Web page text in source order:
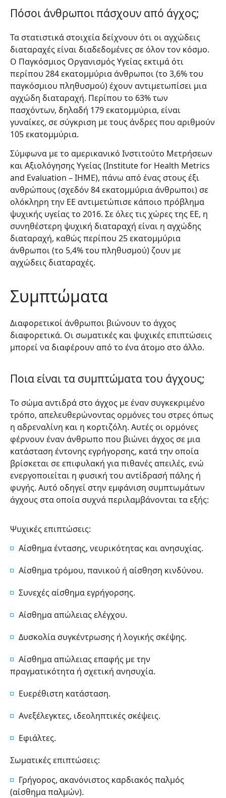
Πόσοι άνθρωποι πάσχουν από άγχος;
Τα στατιστικά στοιχεία δείχνουν ότι οι αγχώδεις
διαταραχές είναι διαδεδομένες σε όλον τον κόσμο.
Ο Παγκόσμιος Οργανισμός Υγείας εκτιμά ότι
περίπου 284 εκατομμύρια άνθρωποι (το 3,6% του
παγκόσμιου πληθυσμού) έχουν αντιμετωπίσει μια
αγχώδη διαταραχή. Περίπου το 63% των
πασχόντων, δηλαδή 179 εκατομμύρια, είναι
γυναίκες, σε σύγκριση με τους άνδρες που αριθμούν
105 εκατομμύρια.
Σύμφωνα με το αμερικανικό Ινστιτούτο Μετρήσεων
και Αξιολόγησης Υγείας (Institute for Health Metrics
and Evaluation – IHME), πάνω από ένας στους έξι
ανθρώπους (σχεδόν 84 εκατομμύρια άνθρωποι) σε
ολόκληρη την ΕΕ αντιμετώπισε κάποιο πρόβλημα
ψυχικής υγείας το 2016. Σε όλες τις χώρες της ΕΕ, η
συνηθέστερη ψυχική διαταραχή είναι η αγχώδης
διαταραχή, καθώς περίπου 25 εκατομμύρια
άνθρωποι (το 5,4% του πληθυσμού) ζουν με
αγχώδεις διαταραχές.
Συμπτώματα
Διαφορετικοί άνθρωποι βιώνουν το άγχος
διαφορετικά. Οι σωματικές και ψυχικές επιπτώσεις
μπορεί να διαφέρουν από το ένα άτομο στο άλλο.
Ποια είναι τα συμπτώματα του άγχους;
Το σώμα αντιδρά στο άγχος με έναν συγκεκριμένο
τρόπο, απελευθερώνοντας ορμόνες του στρες όπως
η αδρεναλίνη και η κορτιζόλη. Αυτές οι ορμόνες
φέρνουν έναν άνθρωπο που βιώνει άγχος σε μια
κατάσταση έντονης εγρήγορσης, κατά την οποία
βρίσκεται σε επιφυλακή για πιθανές απειλές, ενώ
ενεργοποιείται η φυσική του αντίδρασή πάλης ή
φυγής. Αυτό οδηγεί στην εμφάνιση συμπτωμάτων
άγχους στα οποία συχνά περιλαμβάνονται τα εξής:
Ψυχικές επιπτώσεις:
Αίσθημα έντασης, νευρικότητας και ανησυχίας.
Αίσθημα τρόμου, πανικού ή αίσθηση κινδύνου.
Συνεχές αίσθημα εγρήγορσης.
Αίσθημα απώλειας ελέγχου.
Δυσκολία συγκέντρωσης ή λογικής σκέψης.
Αίσθημα απώλειας επαφής με την
πραγματικότητα ή σχετική ανησυχία.
Ευερέθιστη κατάσταση.
Ανεξέλεγκτες, ιδεοληπτικές σκέψεις.
Εφιάλτες.
Σωματικές επιπτώσεις:
Γρήγορος, ακανόνιστος καρδιακός παλμός
(αίσθημα παλμών).